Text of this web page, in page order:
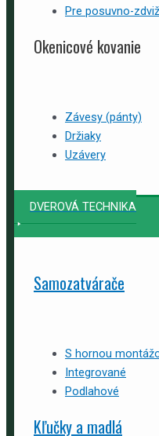
Pre posuvno-
Okenicové kovanie
Závesy (pánty)
Držiaky
Uzávery
DVEROVÁ TECHNIKA
Samozatvárače
S hornou
Integrované
Podlahové
Kľučky a madlá